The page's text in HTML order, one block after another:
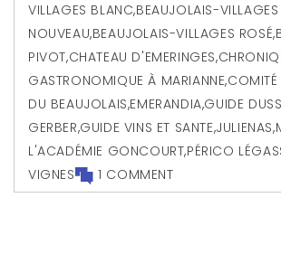
VILLAGES BLANC,BEAUJOLAIS-VILLAGES
NOUVEAU,BEAUJOLAIS-VILLAGES ROSÉ,
PIVOT,CHATEAU D'EMERINGES,
GASTRONOMIQUE À MARIANNE,COMITÉ
DU BEAUJOLAIS,EMERANDIA,GUIDE
GERBER,GUIDE VINS ET SANTE,JULIENAS,
L'ACADÉMIE GONCOURT,PÉRICO
VIGNES
1 COMMENT